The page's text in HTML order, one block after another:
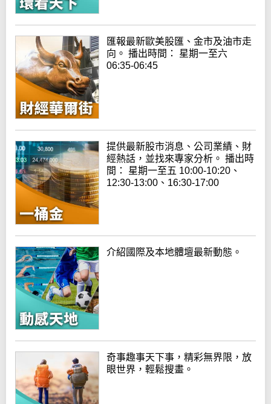
匯報最新歐美股匯、金市及油市走
向。 播出時間： 星期一至六
06:35-06:45
提供最新股市消息、公司業績、財
經熱話，並找來專家分析。 播出時
間： 星期一至五 10:00-10:20、
12:30-13:00、16:30-17:00
介紹國際及本地體壇最新動態。
奇事趣事天下事，精彩無界限，放
眼世界，輕鬆搜畫。